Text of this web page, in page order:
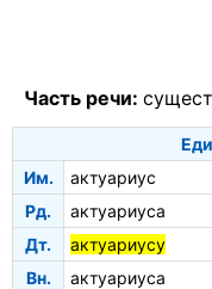
Часть речи:
Им.
актуариус
Рд.
актуариуса
Дт.
актуариусу
Вн.
актуариуса